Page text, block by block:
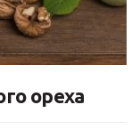
ореха